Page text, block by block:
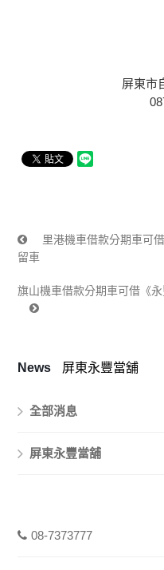
屏東市
里港機車借款分期車可
留車
旗山機車借款分期車可借《
News 屏東永豐當舖
全部消息
屏東永豐當舖
08-7373777